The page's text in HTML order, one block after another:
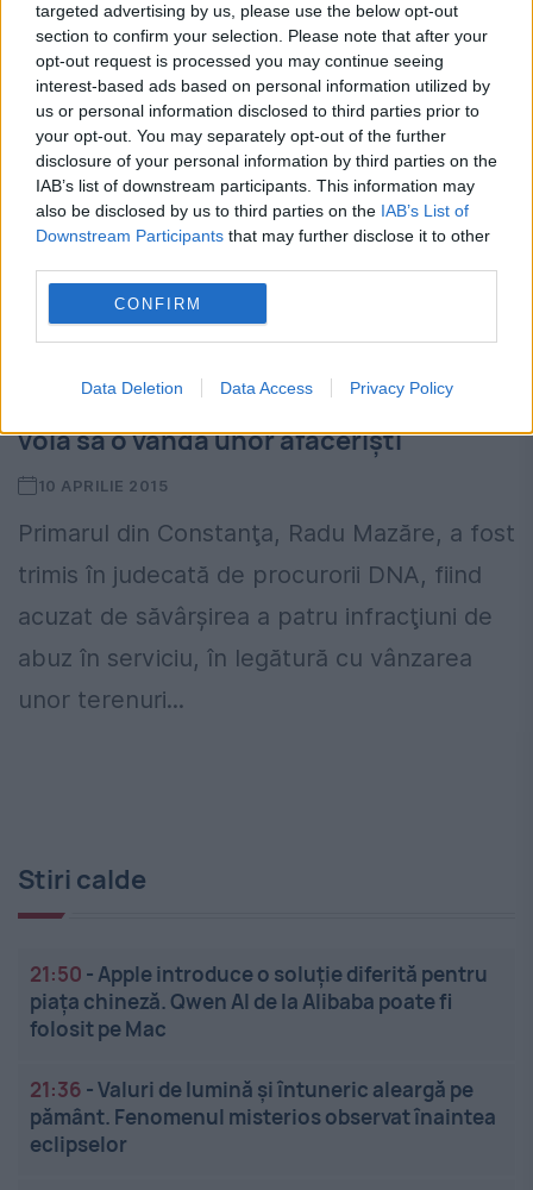
targeted advertising by us, please use the below opt-out
section to confirm your selection. Please note that after your
opt-out request is processed you may continue seeing
interest-based ads based on personal information utilized by
us or personal information disclosed to third parties prior to
your opt-out. You may separately opt-out of the further
disclosure of your personal information by third parties on the
IAB’s list of downstream participants. This information may
also be disclosed by us to third parties on the IAB’s List of
Downstream Participants that may further disclose it to other
CONFIRM
Data Deletion Data Access Privacy Policy
ANCHETĂ DNA INEDITĂ. Povestea
cazematei MApN pe care Radu Mazăre
voia să o vândă unor afaceriști
10 APRILIE 2015
Primarul din Constanţa, Radu Mazăre, a fost
trimis în judecată de procurorii DNA, fiind
acuzat de săvârşirea a patru infracţiuni de
abuz în serviciu, în legătură cu vânzarea
unor terenuri...
Stiri calde
21:50 -Apple introduce o soluție diferită pentru
piața chineză. Qwen AI de la Alibaba poate fi
folosit pe Mac
21:36 -Valuri de lumină și întuneric aleargă pe
pământ. Fenomenul misterios observat înaintea
eclipselor